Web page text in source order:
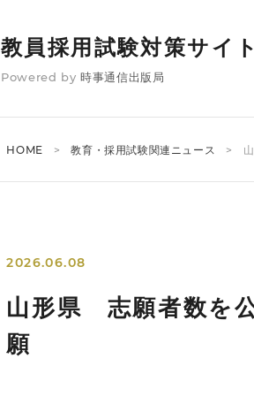
教員採用試験対策サイト
Powered by 時事通信出版局
HOME 教育・採用試験関連ニュース
2026.06.08
山形県 志願者数を
願